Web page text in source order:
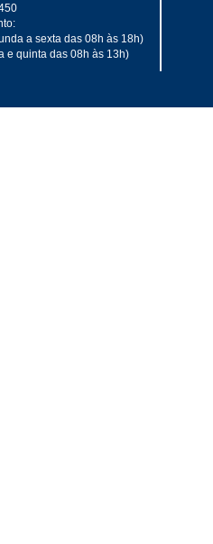
a sexta das 08h às 18h)
e quinta das 08h às 13h)